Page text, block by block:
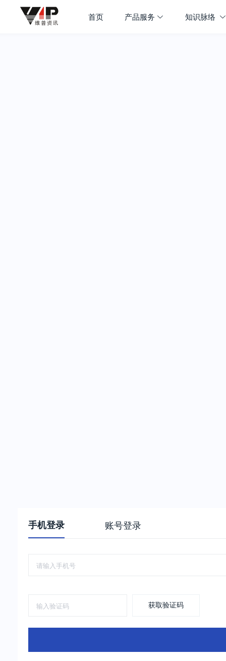
首页 产品服务 知识脉络
手机登录 账号登录
获取验证码